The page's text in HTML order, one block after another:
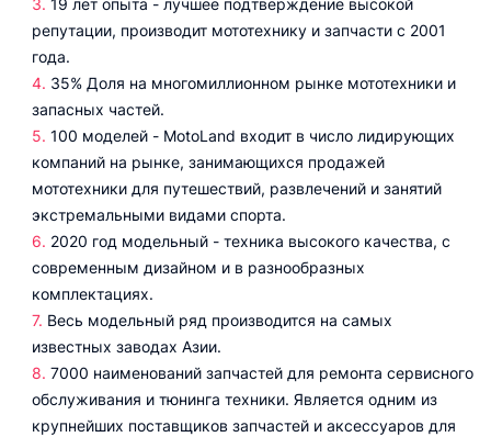
репутации, производит мототехнику и запчасти с 2001
года.
35% Доля на многомиллионном рынке мототехники и
запасных частей.
100 моделей - MotoLand входит в число лидирующих
компаний на рынке, занимающихся продажей
мототехники для путешествий, развлечений и занятий
экстремальными видами спорта.
2020 год модельный - техника высокого качества, с
современным дизайном и в разнообразных
комплектациях.
Весь модельный ряд производится на самых
известных заводах Азии.
7000 наименований запчастей для ремонта сервисного
обслуживания и тюнинга техники. Является одним из
крупнейших поставщиков запчастей и аксессуаров для